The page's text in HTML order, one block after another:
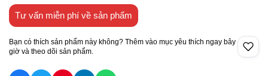
Tư vấn miễn phí về sản phẩm
Bạn có thích sản phẩm này không? Thêm vào mục yêu thích ngay bây
giờ và theo dõi sản phẩm.